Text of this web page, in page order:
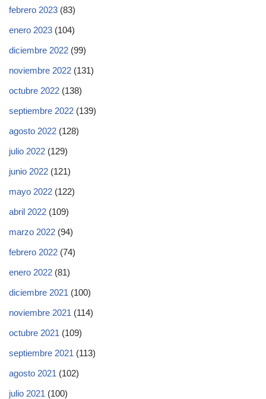
febrero 2023 (83)
enero 2023 (104)
diciembre 2022 (99)
noviembre 2022 (131)
octubre 2022 (138)
septiembre 2022 (139)
agosto 2022 (128)
julio 2022 (129)
junio 2022 (121)
mayo 2022 (122)
abril 2022 (109)
marzo 2022 (94)
febrero 2022 (74)
enero 2022 (81)
diciembre 2021 (100)
noviembre 2021 (114)
octubre 2021 (109)
septiembre 2021 (113)
agosto 2021 (102)
julio 2021 (100)